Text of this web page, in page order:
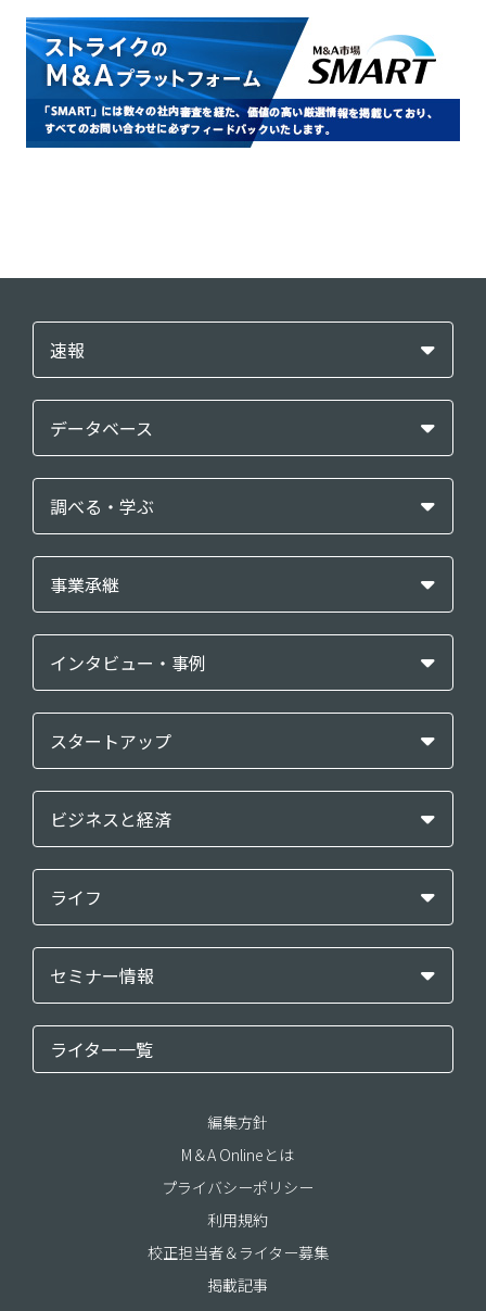
速報
データベース
調べる・学ぶ
事業承継
インタビュー・事例
スタートアップ
ビジネスと経済
ライフ
セミナー情報
ライター一覧
編集方針
M＆A Onlineとは
プライバシーポリシー
利用規約
校正担当者＆ライター募集
掲載記事